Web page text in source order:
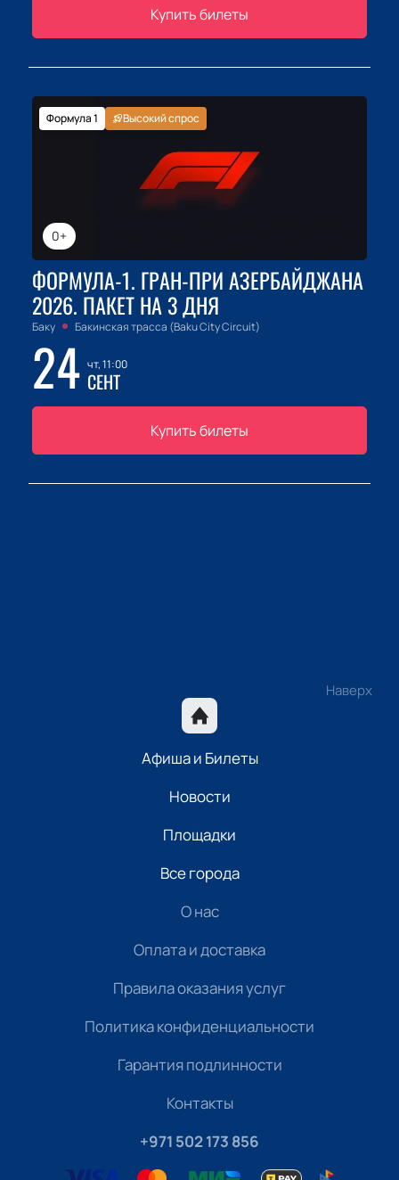
Купить билеты
0+
Формула 1 Высокий спрос
ФОРМУЛА-1. ГРАН-ПРИ АЗЕРБАЙДЖАНА
2026. ПАКЕТ НА 3 ДНЯ
Баку Бакинская трасса (Baku City Circuit)
24 чт, 11:00
СЕНТ
Купить билеты
Наверх
Афиша и Билеты
Новости
Площадки
Все города
О нас
Оплата и доставка
Правила оказания услуг
Политика конфиденциальности
Гарантия подлинности
Контакты
+971 502 173 856